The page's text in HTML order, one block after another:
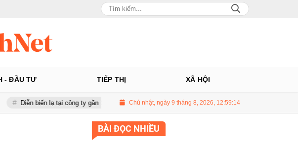
- ĐẦU TƯ TIẾP THỊ XÃ HỘI
lạ tại công ty gần 100 tỷ của Huấn Hoa Hồng Giá vàng tuần qua: Vàng thế giới 'bứt tốc'
Chủ nhật, ngày 9 tháng 8, 2026, 12:59:16
BÀI ĐỌC NHIỀU